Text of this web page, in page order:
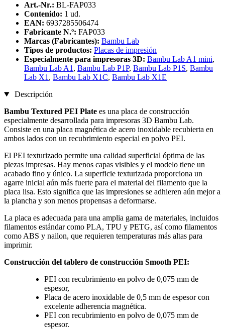
Art.-Nr.: BL-FAP033
Contenido: 1 ud.
EAN: 6937285506474
Fabricante N.º: FAP033
Marcas (Fabricantes): Bambu Lab
Tipos de productos: Placas de impresión
Especialmente para impresoras 3D: Bambu Lab A1 mini,
Bambu Lab A1 , Bambu Lab P1P, Bambu Lab P1S, Bambu
Lab X1 , Bambu Lab X1C, Bambu Lab X1E
Descripción
Bambu Textured PEI Plate es una placa de construcción
especialmente desarrollada para impresoras 3D Bambu Lab.
Consiste en una placa magnética de acero inoxidable recubierta en
ambos lados con un recubrimiento especial en polvo PEI.
El PEI texturizado permite una calidad superficial óptima de las
piezas impresas. Hay menos capas visibles y el modelo tiene un
acabado fino y único. La superficie texturizada proporciona un
agarre inicial aún más fuerte para el material del filamento que la
placa lisa. Esto significa que las impresiones se adhieren aún mejor a
la plancha y son menos propensas a deformarse.
La placa es adecuada para una amplia gama de materiales, incluidos
filamentos estándar como PLA, TPU y PETG, así como filamentos
como ABS y nailon, que requieren temperaturas más altas para
imprimir.
Construcción del tablero de construcción Smooth PEI:
PEI con recubrimiento en polvo de 0,075 mm de
espesor,
Placa de acero inoxidable de 0,5 mm de espesor con
excelente adherencia magnética.
PEI con recubrimiento en polvo de 0,075 mm de
espesor.